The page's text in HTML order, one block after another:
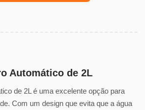
Automático de 2L
de 2L é uma excelente opção para
Com um design que evita que a água